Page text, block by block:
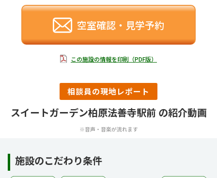
空室確認・見学予約
この施設の情報を印刷（PDF版）
相談員の現地レポート
スイートガーデン柏原法善寺駅前 の紹介動画
※音声・音楽が流れます
施設のこだわり条件